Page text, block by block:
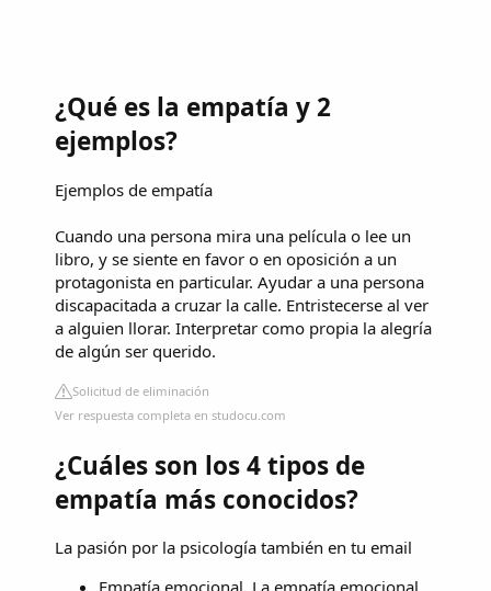
¿Qué es la empatía y 2
ejemplos?
Ejemplos de empatía
Cuando una persona mira una película o lee un
libro, y se siente en favor o en oposición a un
protagonista en particular. Ayudar a una persona
discapacitada a cruzar la calle. Entristecerse al ver
a alguien llorar. Interpretar como propia la alegría
de algún ser querido.
Solicitud de eliminación
Ver respuesta completa en studocu.com
¿Cuáles son los 4 tipos de
empatía más conocidos?
La pasión por la psicología también en tu email